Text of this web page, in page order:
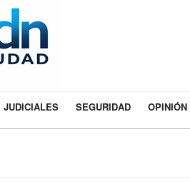
JUDICIALES SEGURIDAD OPINIÓN